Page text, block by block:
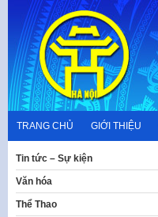
content
TRANG CHỦ GIỚI THIỆU
Tin tức – Sự kiện
Văn hóa
Thể Thao